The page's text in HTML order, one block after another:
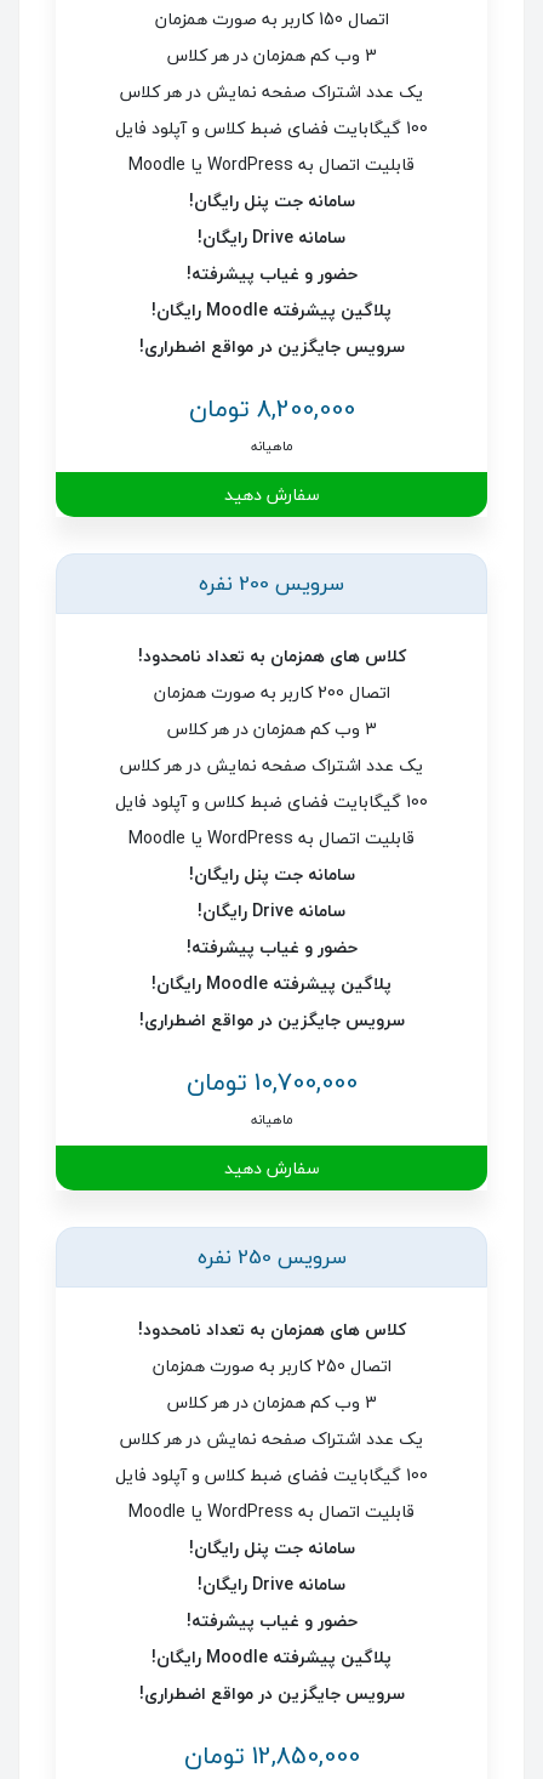
اتصال 150 کاربر به صورت همزمان
3 وب کم همزمان در هر کلاس
یک عدد اشتراک صفحه نمایش در هر کلاس
100 گیگابایت فضای ضبط کلاس و آپلود فایل
قابلیت اتصال به WordPress یا Moodle
سامانه جت پنل رایگان!
سامانه Drive رایگان!
حضور و غیاب پیشرفته!
پلاگین پیشرفته Moodle رایگان!
سرویس جایگزین در مواقع اضطراری!
8,200,000 تومان
ماهیانه
سفارش دهید
سرویس 200 نفره
کلاس های همزمان به تعداد نامحدود!
اتصال 200 کاربر به صورت همزمان
3 وب کم همزمان در هر کلاس
یک عدد اشتراک صفحه نمایش در هر کلاس
100 گیگابایت فضای ضبط کلاس و آپلود فایل
قابلیت اتصال به WordPress یا Moodle
سامانه جت پنل رایگان!
سامانه Drive رایگان!
حضور و غیاب پیشرفته!
پلاگین پیشرفته Moodle رایگان!
سرویس جایگزین در مواقع اضطراری!
10,700,000 تومان
ماهیانه
سفارش دهید
سرویس 250 نفره
کلاس های همزمان به تعداد نامحدود!
اتصال 250 کاربر به صورت همزمان
3 وب کم همزمان در هر کلاس
یک عدد اشتراک صفحه نمایش در هر کلاس
100 گیگابایت فضای ضبط کلاس و آپلود فایل
قابلیت اتصال به WordPress یا Moodle
سامانه جت پنل رایگان!
سامانه Drive رایگان!
حضور و غیاب پیشرفته!
پلاگین پیشرفته Moodle رایگان!
سرویس جایگزین در مواقع اضطراری!
12,850,000 تومان